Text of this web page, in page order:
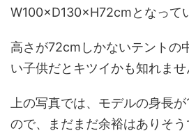
W100×D130×H72cmとなって
高さが72cmしかないテントの
い子供だとキツイかも知れませ
上の写真では、モデルの身長
ので、まだまだ余裕はありそう